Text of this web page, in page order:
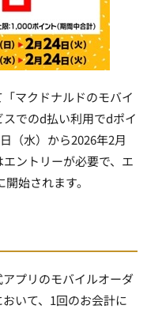
マクドナルドのモバイ
でのd払い利用でdポイ
（水）から2026年2月
ントリーが必要で、エ
始されます。
プリのモバイルオーダ
いて、1回のお会計に